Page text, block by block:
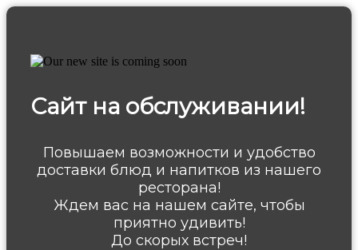
Сайт на обслуживании!
Повышаем возможности и удобство
доставки блюд и напитков из нашего
ресторана!
Ждем вас на нашем сайте, чтобы
приятно удивить!
До скорых встреч!